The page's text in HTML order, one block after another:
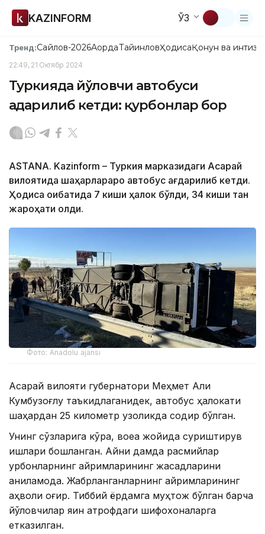
KAZINFORM ЎЗ
Тренд:Сайлов-2026АқордаТайинловҲодисаҚонун ва
22:49, 21 Октябр 2024
Туркияда йўловчи автобуси
ағдарилиб кетди: қурбонлар бор
ASTANA. Kazinform – Туркия марказидаги Ақсарай
вилоятида шаҳарлараро автобус ағдарилиб кетди.
Ҳодиса оқибатида 7 киши ҳалок бўлди, 34 киши тан
жароҳати олди.
Фото: Anadolu ajansı
Ақсарай вилояти губернатори Меҳмет Али
Кумбузоғлу таъкидлаганидек, автобус ҳалокати
шаҳардан 25 километр узоқликда содир бўлган.
Унинг сўзларига кўра, воқеа жойида суриштирув
ишлари бошланган. Айни дамда расмийлар
қурбонларнинг айримларининг жасадларини
аниқламоқда. Жабрланганларнинг айримларининг
аҳволи оғир. Тиббий ёрдамга муҳтож бўлган барча
йўловчилар яқин атрофдаги шифохоналарга
етказилган.